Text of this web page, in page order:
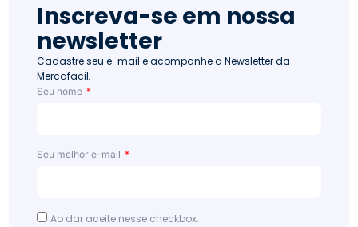
idir
mo
del
o de
ta
par
Inscreva-se em nossa
newsletter
Cadastre seu e-mail e acompanhe a Newsletter da
Mercafacil.
Seu nome
Seu melhor e-mail
Ao dar aceite nesse checkbox: